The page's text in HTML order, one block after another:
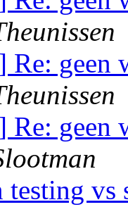
geen
geen
vs